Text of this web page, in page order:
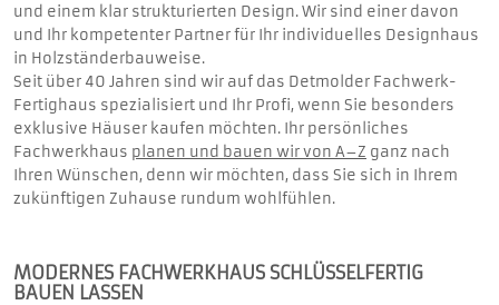
und einem klar strukturierten Design. Wir sind einer davon
und Ihr kompetenter Partner für Ihr individuelles Designhaus
in Holzständerbauweise.
Seit über 40 Jahren sind wir auf das Detmolder Fachwerk-
Fertighaus spezialisiert und Ihr Profi, wenn Sie besonders
exklusive Häuser kaufen möchten. Ihr persönliches
Fachwerkhaus planen und bauen wir von A–Z ganz nach
Ihren Wünschen, denn wir möchten, dass Sie sich in Ihrem
zukünftigen Zuhause rundum wohlfühlen.
MODERNES FACHWERKHAUS SCHLÜSSELFERTIG
BAUEN LASSEN